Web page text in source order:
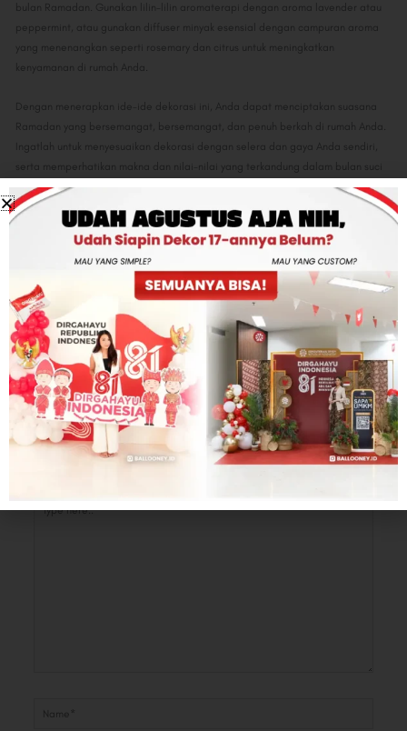
bulan Ramadan. Gunakan lilin-lilin aromaterapi dengan aroma lavender atau
peppermint, atau gunakan diffuser minyak esensial dengan campuran aroma
yang menenangkan seperti rosemary dan citrus untuk meningkatkan
kenyamanan di rumah Anda.
Dengan menerapkan ide-ide dekorasi ini, Anda dapat menciptakan suasana
Ramadan yang bersemangat, bersemangat, dan penuh berkah di rumah Anda.
Ingatlah untuk menyesuaikan dekorasi dengan selera dan gaya Anda sendiri,
serta memperhatikan makna dan nilai-nilai yang terkandung dalam bulan suci
Ramadan. Semoga artikel ini memberikan inspirasi untuk menyambut bulan
Ramadan dengan penuh semangat dan kegembiraan!
Post Views: 3
Facebook Twitter
Leave a Comment
Your email address will not be published. Required fields are marked*
Type